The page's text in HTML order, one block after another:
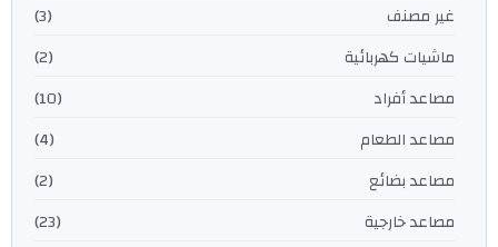
غير مصنف
(3)
ماشيات كهربائية
(2)
مصاعد أفراد
(10)
مصاعد الطعام
(4)
مصاعد بضائع
(2)
مصاعد خارجية
(23)